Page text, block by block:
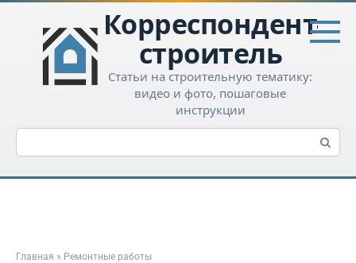
Перейти
контенту
Корреспондент-
строитель
Статьи на строительную тематику:
видео и фото, пошаговые
инструкции
Поиск:
Главная » Ремонтные работы